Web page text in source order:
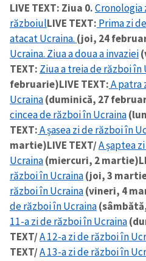
LIVE TEXT: Ziua 0.Cronologia
războiulLIVE TEXT: Prima zi
atacat Ucraina. (joi, 24
Ucraina. Ziua a doua a invaziei
TEXT: Ziua a treia de război în
februarie)LIVE TEXT:A patra
Ucraina(duminică, 27
cincea de război în Ucraina
TEXT:A șasea zi de război în
martie)LIVE TEXT/A șaptea
Ucraina(miercuri, 2 martie)
război în Ucraina(joi, 3
război în Ucraina(vineri, 4
de război în Ucraina
11-a zi de război în Ucraina
TEXT/A 12-a zi de război în
TEXT/A 13-a zi de război în
CITEȘTE